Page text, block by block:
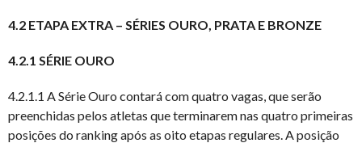
4.2 ETAPA EXTRA – SÉRIES OURO, PRATA E BRONZE
4.2.1 SÉRIE OURO
4.2.1.1 A Série Ouro contará com quatro vagas, que serão
preenchidas pelos atletas que terminarem nas quatro primeiras
posições do ranking após as oito etapas regulares. A posição